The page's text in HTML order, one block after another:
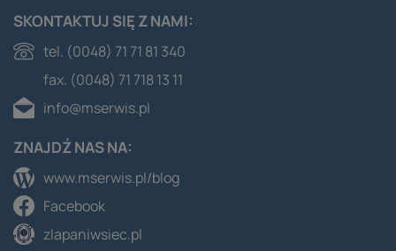
ZNAJDŹ NAS NA:
www.mserwis.pl/blog
Facebook
zlapaniwsiec.pl
SKONTAKTUJ SIĘ Z NAMI:
tel. (0048) 71 71 81 340
fax. (0048) 71 718 13 11
info@mserwis.pl